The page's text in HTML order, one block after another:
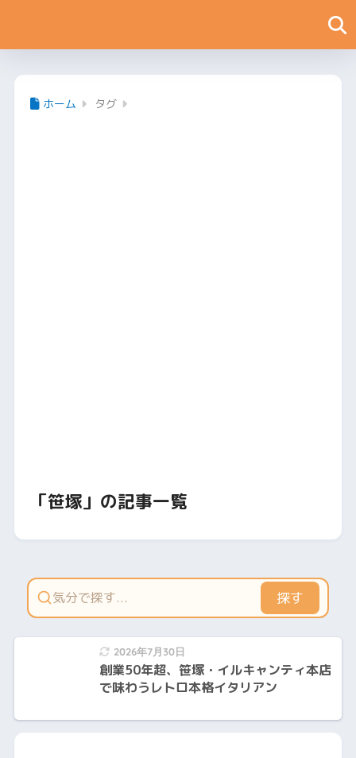
ホーム タグ
「笹塚」の記事一覧
探す
2026年7月30日
創業50年超、笹塚・イルキャンティ本店
で味わうレトロ本格イタリアン